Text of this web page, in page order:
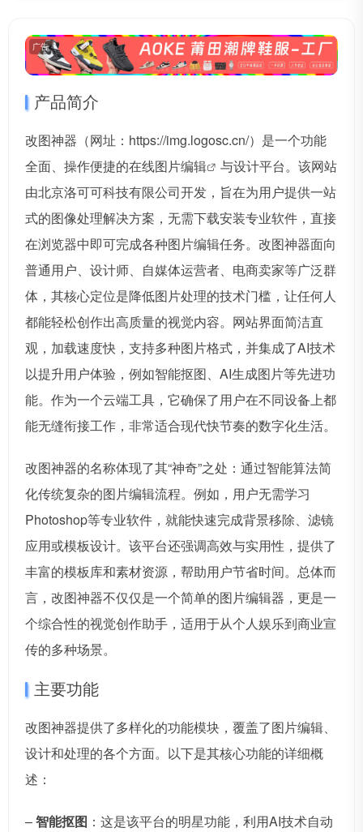
广告
产品简介
改图神器（网址：https://img.logosc.cn/）是一个功能
全面、操作便捷的在线图片编辑
与设计平台。该网站
由北京洛可可科技有限公司开发，旨在为用户提供一站
式的图像处理解决方案，无需下载安装专业软件，直接
在浏览器中即可完成各种图片编辑任务。改图神器面向
普通用户、设计师、自媒体运营者、电商卖家等广泛群
体，其核心定位是降低图片处理的技术门槛，让任何人
都能轻松创作出高质量的视觉内容。网站界面简洁直
观，加载速度快，支持多种图片格式，并集成了AI技术
以提升用户体验，例如智能抠图、AI生成图片等先进功
能。作为一个云端工具，它确保了用户在不同设备上都
能无缝衔接工作，非常适合现代快节奏的数字化生活。
改图神器的名称体现了其“神奇”之处：通过智能算法简
化传统复杂的图片编辑流程。例如，用户无需学习
Photoshop等专业软件，就能快速完成背景移除、滤镜
应用或模板设计。该平台还强调高效与实用性，提供了
丰富的模板库和素材资源，帮助用户节省时间。总体而
言，改图神器不仅仅是一个简单的图片编辑器，更是一
个综合性的视觉创作助手，适用于从个人娱乐到商业宣
传的多种场景。
主要功能
改图神器提供了多样化的功能模块，覆盖了图片编辑、
设计和处理的各个方面。以下是其核心功能的详细概
述：
–智能抠图 ：这是该平台的明星功能，利用AI技术自动